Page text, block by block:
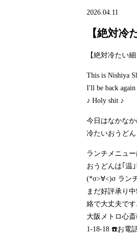
2026.04.11
【絶対
【絶対冷たい
This is Nishiya
I'll be back again
♪ Holy shit ♪
今日はなかな
冷たいおうど
ランチメニュ
おうどんは｢温
(*σ>∀<)σ ラン
まだ好評承り
絡で大丈夫で
大阪メトロ心
1-18-18 ☎️お電